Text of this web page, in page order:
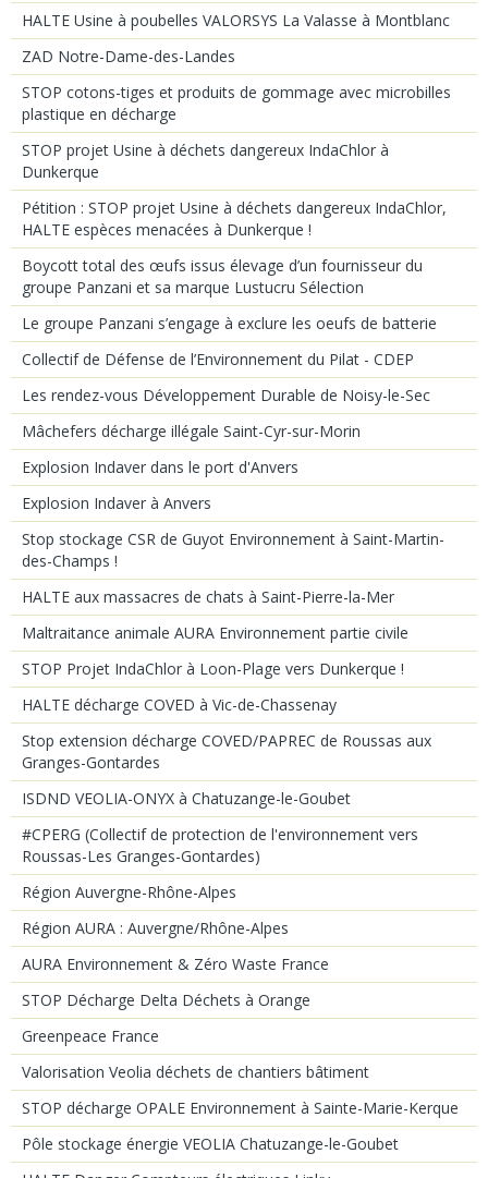
HALTE Usine à poubelles VALORSYS La Valasse à Montblanc
ZAD Notre-Dame-des-Landes
STOP cotons-tiges et produits de gommage avec microbilles
plastique en décharge
STOP projet Usine à déchets dangereux IndaChlor à
Dunkerque
Pétition : STOP projet Usine à déchets dangereux IndaChlor,
HALTE espèces menacées à Dunkerque !
Boycott total des œufs issus élevage d’un fournisseur du
groupe Panzani et sa marque Lustucru Sélection
Le groupe Panzani s’engage à exclure les oeufs de batterie
Collectif de Défense de l’Environnement du Pilat - CDEP
Les rendez-vous Développement Durable de Noisy-le-Sec
Mâchefers décharge illégale Saint-Cyr-sur-Morin
Explosion Indaver dans le port d'Anvers
Explosion Indaver à Anvers
Stop stockage CSR de Guyot Environnement à Saint-Martin-
des-Champs !
HALTE aux massacres de chats à Saint-Pierre-la-Mer
Maltraitance animale AURA Environnement partie civile
STOP Projet IndaChlor à Loon-Plage vers Dunkerque !
HALTE décharge COVED à Vic-de-Chassenay
Stop extension décharge COVED/PAPREC de Roussas aux
Granges-Gontardes
ISDND VEOLIA-ONYX à Chatuzange-le-Goubet
#CPERG (Collectif de protection de l'environnement vers
Roussas-Les Granges-Gontardes)
Région Auvergne-Rhône-Alpes
Région AURA : Auvergne/Rhône-Alpes
AURA Environnement & Zéro Waste France
STOP Décharge Delta Déchets à Orange
Greenpeace France
Valorisation Veolia déchets de chantiers bâtiment
STOP décharge OPALE Environnement à Sainte-Marie-Kerque
Pôle stockage énergie VEOLIA Chatuzange-le-Goubet